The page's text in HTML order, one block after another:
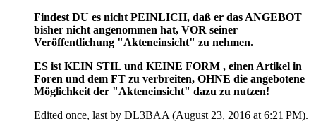
Findest DU es nicht PEINLICH, daß er das ANGEBOT
bisher nicht angenommen hat, VOR seiner
Veröffentlichung "Akteneinsicht" zu nehmen.
ES ist KEIN STIL und KEINE FORM , einen Artikel in
Foren und dem FT zu verbreiten, OHNE die angebotene
Möglichkeit der "Akteneinsicht" dazu zu nutzen!
Edited once, last by DL3BAA (August 23, 2016 at 6:21 PM).